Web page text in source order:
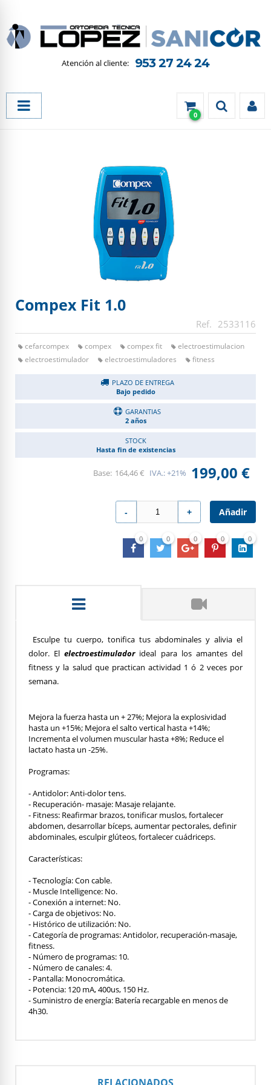
953 27 24 24
0
Compex Fit 1.0
2533116
cefarcompex compex compex fit
electroestimulacion
electroestimulador
electroestimuladores fitness
PLAZO DE ENTREGA
Bajo pedido
GARANTIAS
2 años
STOCK
Hasta fin de existencias
164,46 € IVA.:+21% 199,00 €
- + Añadir
0 0 0 0 0
Esculpe tu cuerpo, tonifica tus abdominales y alivia el
dolor. Elelectroestimuladorideal para los amantes del
fitness y la salud que practican actividad 1 ó 2 veces por
semana.
Mejora la fuerza hasta un + 27%; Mejora la explosividad
hasta un +15%; Mejora el salto vertical hasta +14%;
Incrementa el volumen muscular hasta +8%; Reduce el
lactato hasta un -25%.
Programas:
- Antidolor: Anti-dolor tens.
- Recuperación- masaje: Masaje relajante.
- Fitness: Reafirmar brazos, tonificar muslos, fortalecer
abdomen, desarrollar bíceps, aumentar pectorales, definir
abdominales, esculpir glúteos, fortalecer cuádriceps.
Características:
- Tecnología: Con cable.
- Muscle Intelligence: No.
- Conexión a internet: No.
- Carga de objetivos: No.
- Histórico de utilización: No.
- Categoría de programas: Antidolor, recuperación-masaje,
fitness.
- Número de programas: 10.
- Número de canales: 4.
- Pantalla: Monocromática.
- Potencia: 120 mA, 400us, 150 Hz.
- Suministro de energía: Batería recargable en menos de
4h30.